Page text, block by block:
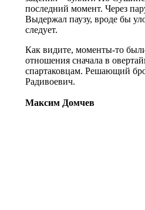
последний момент. Через
Выдержал паузу, вроде бы
следует.
Как видите, моменты-то
отношения сначала в
спартаковцам. Решающий
Радивоевич.
Максим Домчев